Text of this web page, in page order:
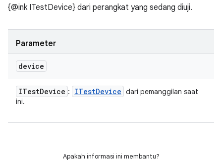
{@ink ITestDevice} dari perangkat yang sedang diuji.
Parameter
device
ITestDevice : ITestDevice dari pemanggilan saat
ini.
Apakah informasi ini membantu?